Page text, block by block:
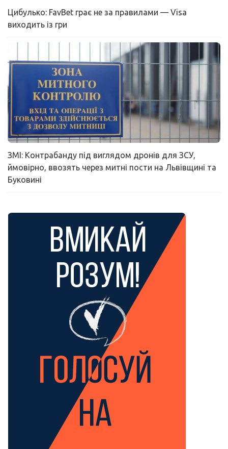
Цибулько: FavBet грає не за правилами — Visa
виходить із гри
ЗМІ: Контрабанду під виглядом дронів для ЗСУ,
ймовірно, ввозять через митні пости на Львівщині та
Буковині